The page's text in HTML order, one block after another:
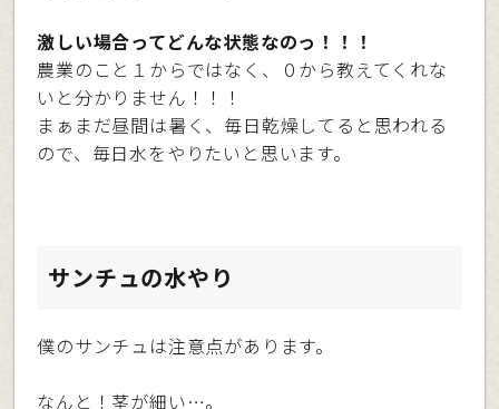
激しい場合ってどんな状態なのっ！！！
農業のこと１からではなく、０から教えてくれな
いと分かりません！！！
まぁまだ昼間は暑く、毎日乾燥してると思われる
ので、毎日水をやりたいと思います。
サンチュの水やり
僕のサンチュは注意点があります。
なんと！茎が細い…。